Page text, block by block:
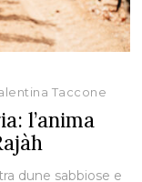
Taccone
l’anima
dune sabbiose e